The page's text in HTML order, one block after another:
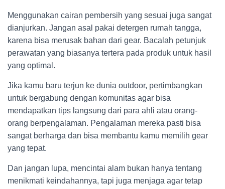
Menggunakan cairan pembersih yang sesuai juga sangat
dianjurkan. Jangan asal pakai detergen rumah tangga,
karena bisa merusak bahan dari gear. Bacalah petunjuk
perawatan yang biasanya tertera pada produk untuk hasil
yang optimal.
Jika kamu baru terjun ke dunia outdoor, pertimbangkan
untuk bergabung dengan komunitas agar bisa
mendapatkan tips langsung dari para ahli atau orang-
orang berpengalaman. Pengalaman mereka pasti bisa
sangat berharga dan bisa membantu kamu memilih gear
yang tepat.
Dan jangan lupa, mencintai alam bukan hanya tentang
menikmati keindahannya, tapi juga menjaga agar tetap